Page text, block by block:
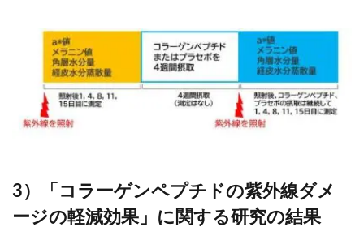
3）「コラーゲンペプチドの紫外線ダメ
ージの軽減効果」に関する研究の結果